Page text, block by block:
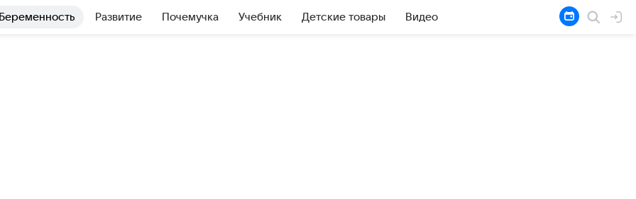
Беременность Развитие Почемучка Учебник Детские товары Видео